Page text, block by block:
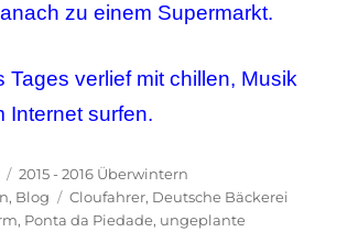
zu einem Supermarkt.
Tages verlief mit chillen, Musik
Internet surfen.
Kategorien
2015 - 2016 Überwintern
, Blog Schlagwörter
Cloufahrer, Deutsche Bäckerei
, Ponta da Piedade, ungeplante